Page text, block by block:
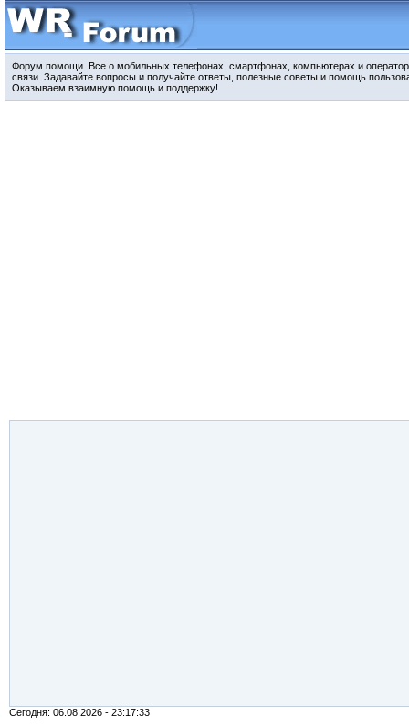
Форум помощи. Все о мобильных телефонах, смартфонах, компьютерах и
связи. Задавайте вопросы и получайте ответы, полезные советы и помощь
Оказываем взаимную помощь и поддержку!
Сегодня: 06.08.2026 - 23:17:33